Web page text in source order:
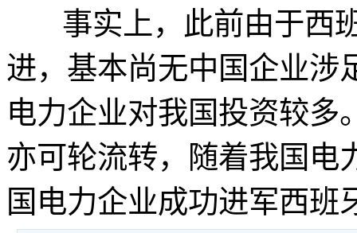
事实上，此前由于西班
进，基本尚无中国企业涉
电力企业对我国投资较多
亦可轮流转，随着我国电
国电力企业成功进军西班